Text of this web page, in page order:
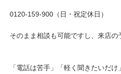
0120-159-900（日・祝定休日）
そのまま相談も可能ですし、来店の
「電話は苦手」「軽く聞きたいだ